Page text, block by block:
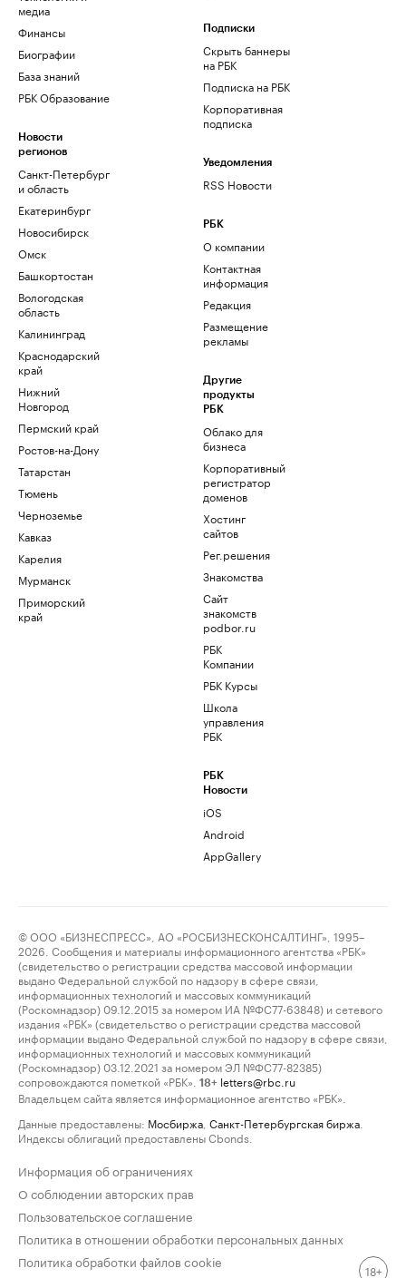
медиа
Финансы
Биографии
База знаний
РБК Образование
Новости
регионов
Санкт-Петербург
и область
Екатеринбург
Новосибирск
Омск
Башкортостан
Вологодская
область
Калининград
Краснодарский
край
Нижний
Новгород
Пермский край
Ростов-на-Дону
Татарстан
Тюмень
Черноземье
Кавказ
Карелия
Мурманск
Приморский
край
Подписки
Скрыть баннеры
на РБК
Подписка на РБК
Корпоративная
подписка
Уведомления
RSS Новости
РБК
О компании
Контактная
информация
Редакция
Размещение
рекламы
Другие
продукты
РБК
Облако для
бизнеса
Корпоративный
регистратор
доменов
Хостинг
сайтов
Рег.решения
Знакомства
Сайт
знакомств
podbor.ru
РБК
Компании
РБК Курсы
Школа
управления
РБК
РБК
Новости
iOS
Android
AppGallery
© ООО «БИЗНЕСПРЕСС», АО «РОСБИЗНЕСКОНСАЛТИНГ», 1995–
2026. Сообщения и материалы информационного агентства «РБК»
(свидетельство о регистрации средства массовой информации
выдано Федеральной службой по надзору в сфере связи,
информационных технологий и массовых коммуникаций
(Роскомнадзор) 09.12.2015 за номером ИА №ФС77-63848) и сетевого
издания «РБК» (свидетельство о регистрации средства массовой
информации выдано Федеральной службой по надзору в сфере связи,
информационных технологий и массовых коммуникаций
(Роскомнадзор) 03.12.2021 за номером ЭЛ №ФС77-82385)
сопровождаются пометкой «РБК».
18+ letters@rbc.ru
Владельцем сайта является информационное агентство «РБК».
Данные предоставлены: Мосбиржа Санкт-Петербургская биржа
Индексы облигаций предоставлены Cbonds.
Информация об ограничениях
О соблюдении авторских прав
Пользовательское соглашение
Политика в отношении обработки персональных данных
Политика обработки файлов cookie
18+